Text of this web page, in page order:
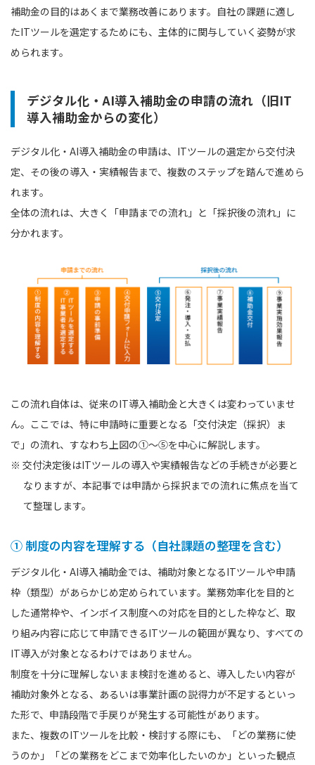
補助金の目的はあくまで業務改善にあります。自社の課題に適し
たITツールを選定するためにも、主体的に関与していく姿勢が求
められます。
デジタル化・AI導入補助金の申請の流れ（旧IT
導入補助金からの変化）
デジタル化・AI導入補助金の申請は、ITツールの選定から交付決
定、その後の導入・実績報告まで、複数のステップを踏んで進めら
れます。
全体の流れは、大きく「申請までの流れ」と「採択後の流れ」に
分かれます。
この流れ自体は、従来のIT導入補助金と大きくは変わっていませ
ん。ここでは、特に申請時に重要となる「交付決定（採択）ま
で」の流れ、すなわち上図の①〜⑤を中心に解説します。
※ 交付決定後はITツールの導入や実績報告などの手続きが必要と
なりますが、本記事では申請から採択までの流れに焦点を当て
て整理します。
① 制度の内容を理解する（自社課題の整理を含む）
デジタル化・AI導入補助金では、補助対象となるITツールや申請
枠（類型）があらかじめ定められています。業務効率化を目的と
した通常枠や、インボイス制度への対応を目的とした枠など、取
り組み内容に応じて申請できるITツールの範囲が異なり、すべての
IT導入が対象となるわけではありません。
制度を十分に理解しないまま検討を進めると、導入したい内容が
補助対象外となる、あるいは事業計画の説得力が不足するといっ
た形で、申請段階で手戻りが発生する可能性があります。
また、複数のITツールを比較・検討する際にも、「どの業務に使
うのか」「どの業務をどこまで効率化したいのか」といった観点